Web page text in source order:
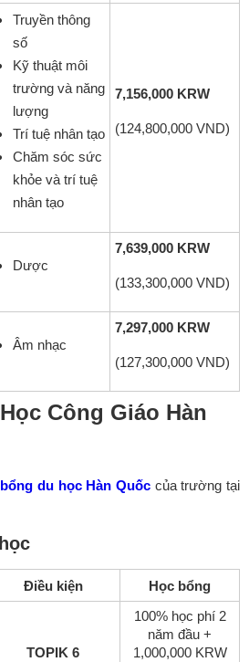
Truyền thông
số
Kỹ thuật môi
trường và năng
lượng
Trí tuệ nhân tạo
Chăm sóc sức
khỏe và trí tuệ
nhân tạo
7,156,000 KRW
(124,800,000 VND)
Dược
7,639,000 KRW
(133,300,000 VND)
Âm nhạc
7,297,000 KRW
(127,300,000 VND)
Công Giáo Hàn
du học Hàn Quốc của trường tại
Điều kiện Học bổng
TOPIK 6
100% học phí 2
năm đầu +
1,000,000 KRW